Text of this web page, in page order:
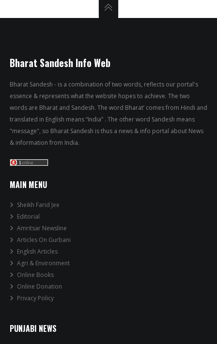
Bharat Sandesh Info Web
Bharat Sandesh - is a combination of two words, reflects our portal's
essence & represents what the website hopes to achieve. The two
words are Bharat and Sandesh. The word Bharat’ comes from Hindi and
translated in English means “India” . The other word Sandesh means
"message", so Bharat Sandesh is thus a news & info portal about News
& information from India.
MAIN MENU
Sheikh Farid Jee
Editorial
Amritsar Newsline
Articles On Gurbani
English Articles
Agri & Environment
Online Books
Online Donation
Privacy Policy
PUNJABI NEWS